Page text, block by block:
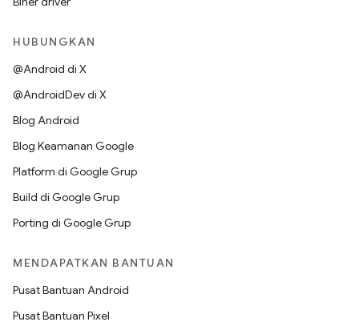
HUBUNGKAN
@Android di X
@AndroidDev di X
Blog Android
Blog Keamanan Google
Platform di Google Grup
Build di Google Grup
Porting di Google Grup
MENDAPATKAN BANTUAN
Pusat Bantuan Android
Pusat Bantuan Pixel